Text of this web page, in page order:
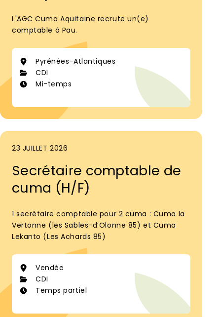
L'AGC Cuma Aquitaine recrute un(e)
comptable à Pau.
Pyrénées-Atlantiques
CDI
Mi-temps
23 JUILLET 2026
Secrétaire comptable de
cuma (H/F)
1 secrétaire comptable pour 2 cuma : Cuma la
Vertonne (les Sables-d’Olonne 85) et Cuma
Lekanto (Les Achards 85)
Vendée
CDI
Temps partiel